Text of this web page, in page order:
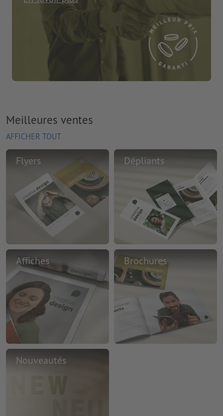
Meilleures ventes
AFFICHER TOUT
Flyers Dépliants
Affiches Brochures
Nouveautés